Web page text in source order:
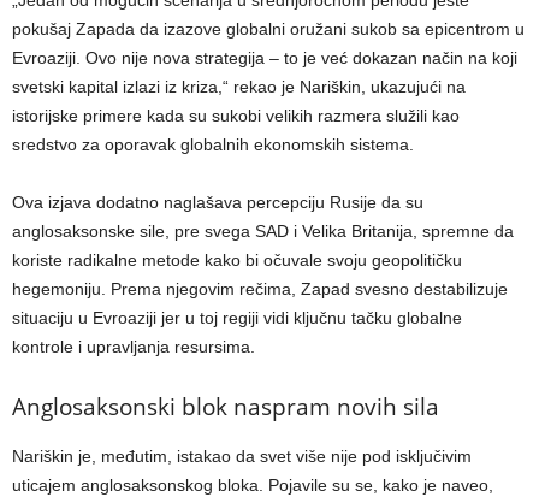
pokušaj Zapada da izazove globalni oružani sukob sa epicentrom u
Evroaziji. Ovo nije nova strategija – to je već dokazan način na koji
svetski kapital izlazi iz kriza,“ rekao je Nariškin, ukazujući na
istorijske primere kada su sukobi velikih razmera služili kao
sredstvo za oporavak globalnih ekonomskih sistema.
Ova izjava dodatno naglašava percepciju Rusije da su
anglosaksonske sile, pre svega SAD i Velika Britanija, spremne da
koriste radikalne metode kako bi očuvale svoju geopolitičku
hegemoniju. Prema njegovim rečima, Zapad svesno destabilizuje
situaciju u Evroaziji jer u toj regiji vidi ključnu tačku globalne
kontrole i upravljanja resursima.
Anglosaksonski blok naspram novih sila
Nariškin je, međutim, istakao da svet više nije pod isključivim
uticajem anglosaksonskog bloka. Pojavile su se, kako je naveo,